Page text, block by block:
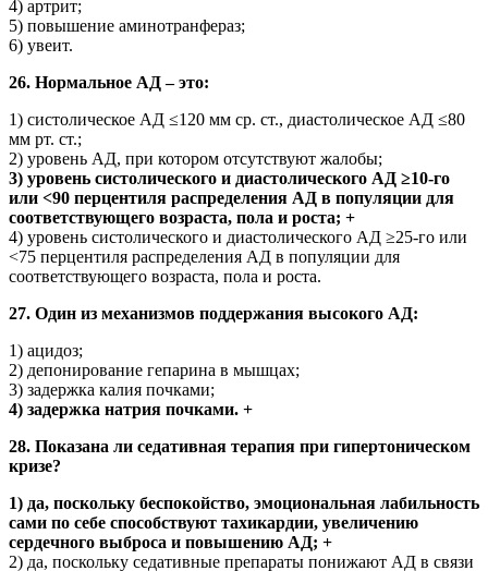
4) артрит;
5) повышение аминотранфераз;
6) увеит.
26. Нормальное АД – это:
1) систолическое АД ≤120 мм ср. ст., диастолическое АД ≤80
мм рт. ст.;
2) уровень АД, при котором отсутствуют жалобы;
3) уровень систолического и диастолического АД ≥10-го
или ˂90 перцентиля распределения АД в популяции для
соответствующего возраста, пола и роста; +
4) уровень систолического и диастолического АД ≥25-го или
˂75 перцентиля распределения АД в популяции для
соответствующего возраста, пола и роста.
27. Один из механизмов поддержания высокого АД:
1) ацидоз;
2) депонирование гепарина в мышцах;
3) задержка калия почками;
4) задержка натрия почками. +
28. Показана ли седативная терапия при гипертоническом
кризе?
1) да, поскольку беспокойство, эмоциональная лабильность
сами по себе способствуют тахикардии, увеличению
сердечного выброса и повышению АД; +
2) да, поскольку седативные препараты понижают АД в связи